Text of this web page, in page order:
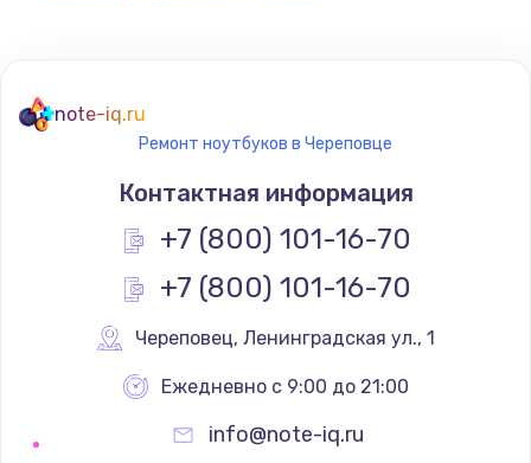
note-iq.ru
Ремонт ноутбуков в Череповце
Контактная информация
+7 (800) 101-16-70
+7 (800) 101-16-70
Череповец, Ленинградская ул., 1
Ежедневно с 9:00 до 21:00
info@note-iq.ru